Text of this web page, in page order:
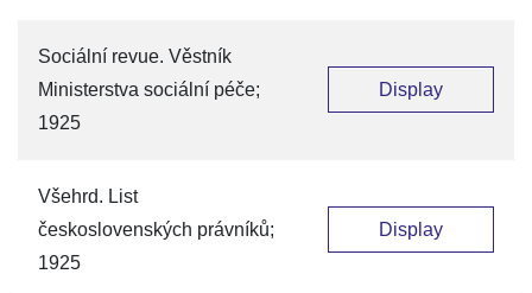
Sociální revue. Věstník
Ministerstva sociální péče;
1925
Display
Všehrd. List
československých právníků;
1925
Display